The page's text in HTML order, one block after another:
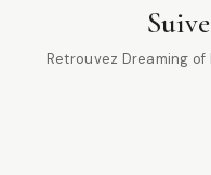
Retrouvez Dreaming